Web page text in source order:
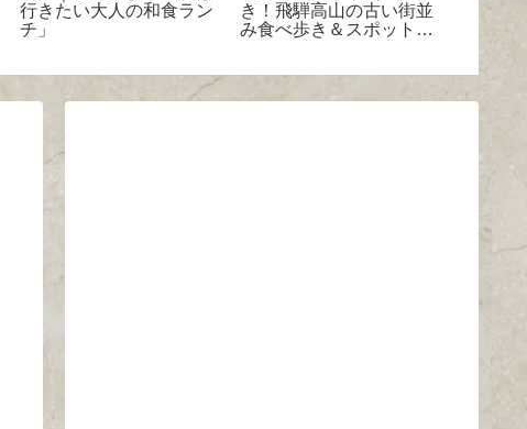
行きたい大人の和食ラン
チ」
き！飛騨高山の古い街並
み食べ歩き＆スポット9
アクア
ト割引
全ガイ